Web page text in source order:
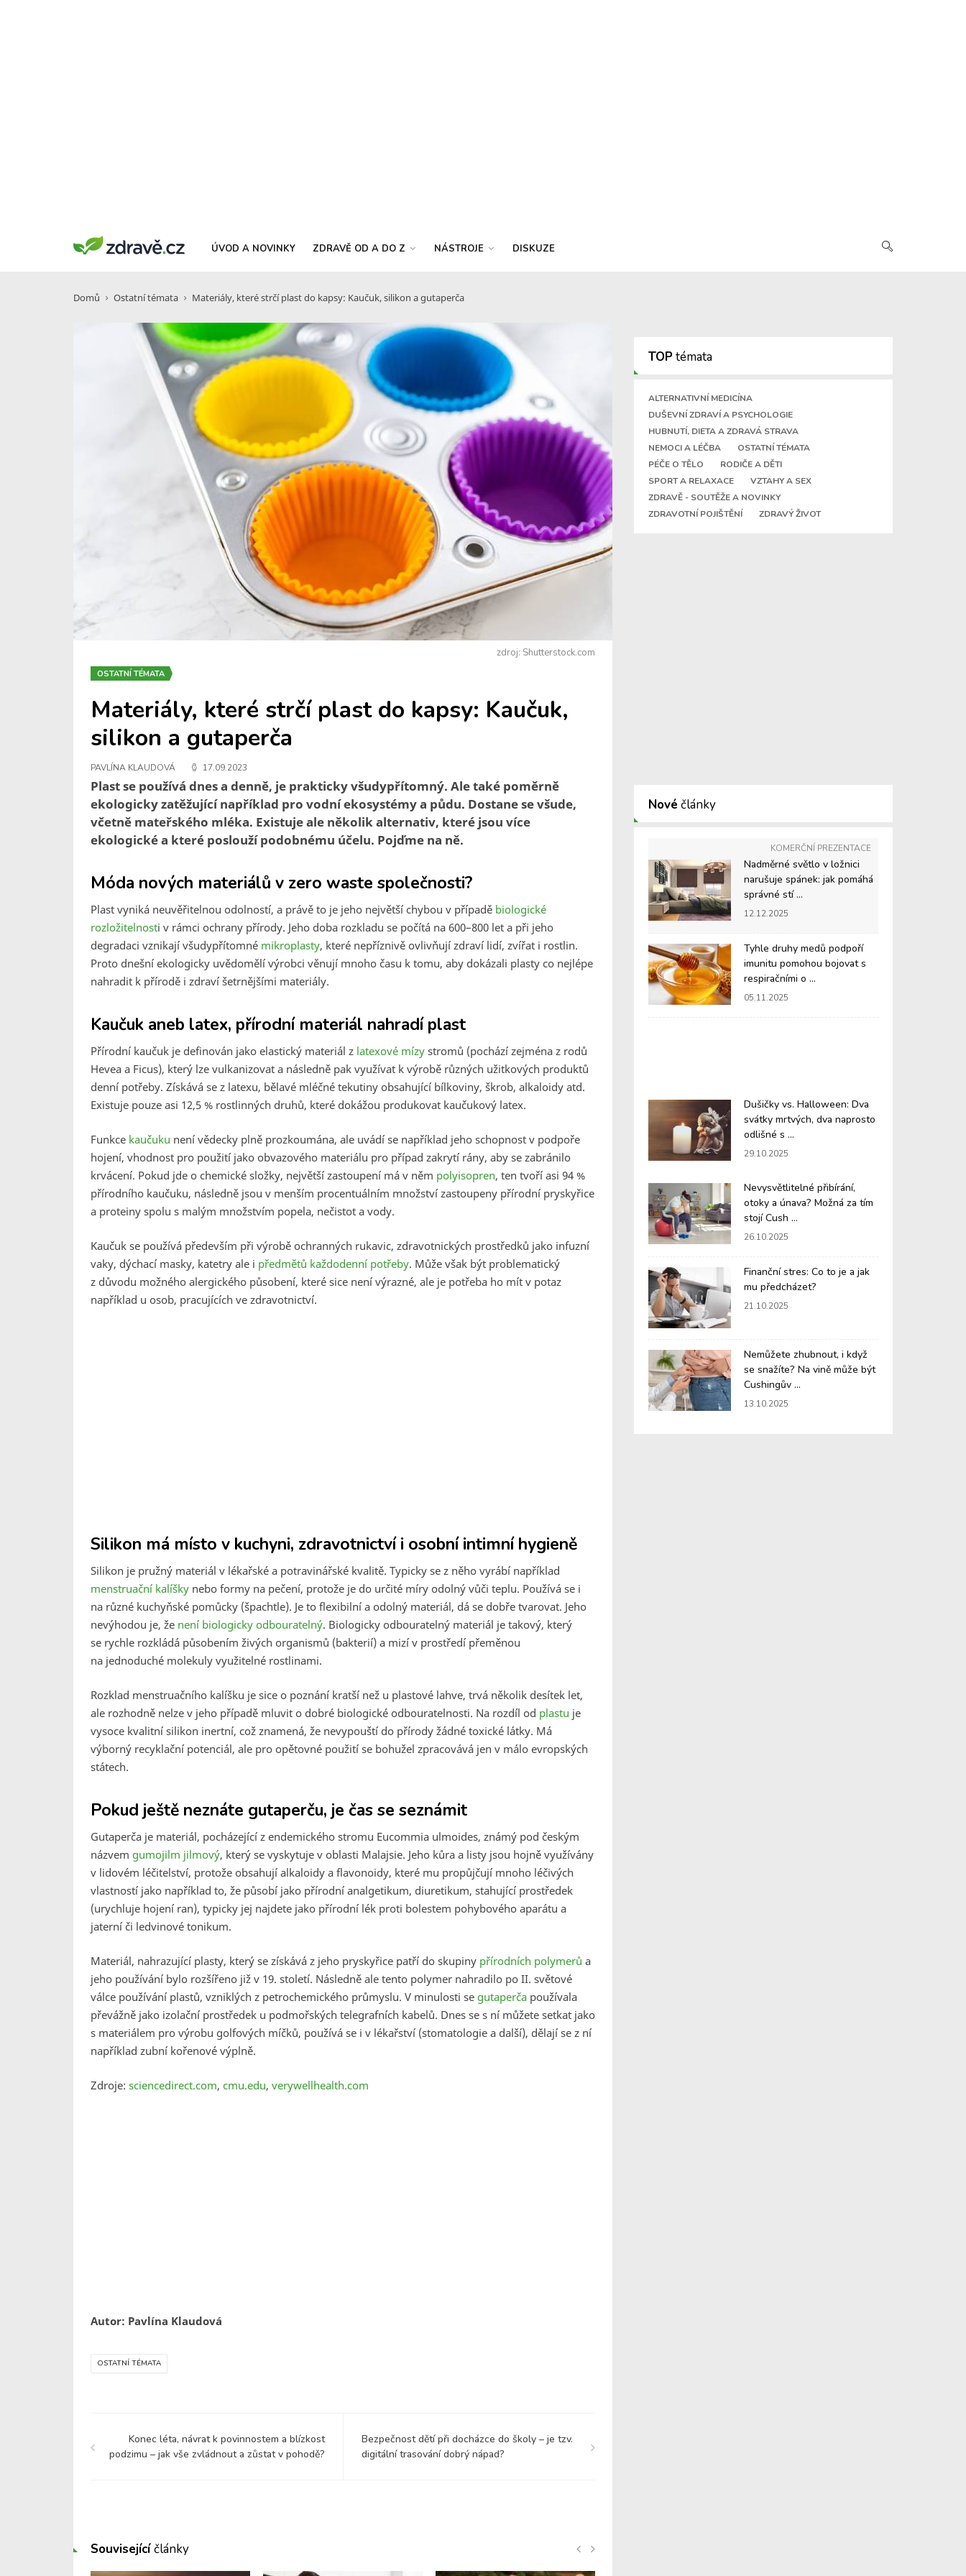
ÚVOD A NOVINKY ZDRAVĚ OD A DO Z NÁSTROJE DISKUZE
Domů Ostatní témata Materiály, které strčí plast do kapsy: Kaučuk, silikon a gutaperča
zdroj: Shutterstock.com
OSTATNÍ TÉMATA
Materiály, které strčí plast do kapsy: Kaučuk,
silikon a gutaperča
PAVLÍNA KLAUDOVÁ 17.09.2023
Plast se používá dnes a denně, je prakticky všudypřítomný. Ale také poměrně
ekologicky zatěžující například pro vodní ekosystémy a půdu. Dostane se všude,
včetně mateřského mléka. Existuje ale několik alternativ, které jsou více
ekologické a které poslouží podobnému účelu. Pojďme na ně.
Móda nových materiálů v zero waste společnosti?
Plast vyniká neuvěřitelnou odolností, a právě to je jeho největší chybou v případě biologické
rozložitelnosti v rámci ochrany přírody. Jeho doba rozkladu se počítá na 600–800 let a při jeho
degradaci vznikají všudypřítomné mikroplasty, které nepříznivě ovlivňují zdraví lidí, zvířat i rostlin.
Proto dnešní ekologicky uvědomělí výrobci věnují mnoho času k tomu, aby dokázali plasty co nejlépe
nahradit k přírodě i zdraví šetrnějšími materiály.
Kaučuk aneb latex, přírodní materiál nahradí plast
Přírodní kaučuk je definován jako elastický materiál z latexové mízy stromů (pochází zejména z rodů
Hevea a Ficus), který lze vulkanizovat a následně pak využívat k výrobě různých užitkových produktů
denní potřeby. Získává se z latexu, bělavé mléčné tekutiny obsahující bílkoviny, škrob, alkaloidy atd.
Existuje pouze asi 12,5 % rostlinných druhů, které dokážou produkovat kaučukový latex.
Funkce kaučuku není vědecky plně prozkoumána, ale uvádí se například jeho schopnost v podpoře
hojení, vhodnost pro použití jako obvazového materiálu pro případ zakrytí rány, aby se zabránilo
krvácení. Pokud jde o chemické složky, největší zastoupení má v něm polyisopren, ten tvoří asi 94 %
přírodního kaučuku, následně jsou v menším procentuálním množství zastoupeny přírodní pryskyřice
a proteiny spolu s malým množstvím popela, nečistot a vody.
Kaučuk se používá především při výrobě ochranných rukavic, zdravotnických prostředků jako infuzní
vaky, dýchací masky, katetry ale i předmětů každodenní potřeby. Může však být problematický
z důvodu možného alergického působení, které sice není výrazné, ale je potřeba ho mít v potaz
například u osob, pracujících ve zdravotnictví.
Silikon má místo v kuchyni, zdravotnictví i osobní intimní hygieně
Silikon je pružný materiál v lékařské a potravinářské kvalitě. Typicky se z něho vyrábí například
menstruační kalíšky nebo formy na pečení, protože je do určité míry odolný vůči teplu. Používá se i
na různé kuchyňské pomůcky (špachtle). Je to flexibilní a odolný materiál, dá se dobře tvarovat. Jeho
nevýhodou je, že není biologicky odbouratelný. Biologicky odbouratelný materiál je takový, který
se rychle rozkládá působením živých organismů (bakterií) a mizí v prostředí přeměnou
na jednoduché molekuly využitelné rostlinami.
Rozklad menstruačního kalíšku je sice o poznání kratší než u plastové lahve, trvá několik desítek let,
ale rozhodně nelze v jeho případě mluvit o dobré biologické odbouratelnosti. Na rozdíl od plastu je
vysoce kvalitní silikon inertní, což znamená, že nevypouští do přírody žádné toxické látky. Má
výborný recyklační potenciál, ale pro opětovné použití se bohužel zpracovává jen v málo evropských
státech.
Pokud ještě neznáte gutaperču, je čas se seznámit
Gutaperča je materiál, pocházející z endemického stromu Eucommia ulmoides, známý pod českým
názvem gumojilm jilmový, který se vyskytuje v oblasti Malajsie. Jeho kůra a listy jsou hojně využívány
v lidovém léčitelství, protože obsahují alkaloidy a flavonoidy, které mu propůjčují mnoho léčivých
vlastností jako například to, že působí jako přírodní analgetikum, diuretikum, stahující prostředek
(urychluje hojení ran), typicky jej najdete jako přírodní lék proti bolestem pohybového aparátu a
jaterní či ledvinové tonikum.
Materiál, nahrazující plasty, který se získává z jeho pryskyřice patří do skupiny přírodních polymerů a
jeho používání bylo rozšířeno již v 19. století. Následně ale tento polymer nahradilo po II. světové
válce používání plastů, vzniklých z petrochemického průmyslu. V minulosti se gutaperča používala
převážně jako izolační prostředek u podmořských telegrafních kabelů. Dnes se s ní můžete setkat jako
s materiálem pro výrobu golfových míčků, používá se i v lékařství (stomatologie a další), dělají se z ní
například zubní kořenové výplně.
Zdroje: sciencedirect.com, cmu.edu, verywellhealth.com
Autor: Pavlína Klaudová
OSTATNÍ TÉMATA
Konec léta, návrat k povinnostem a blízkost
podzimu – jak vše zvládnout a zůstat v pohodě?
Bezpečnost dětí při docházce do školy – je tzv.
digitální trasování dobrý nápad?
TOPtémata
ALTERNATIVNÍ MEDICÍNA
DUŠEVNÍ ZDRAVÍ A PSYCHOLOGIE
HUBNUTÍ, DIETA A ZDRAVÁ STRAVA
NEMOCI A LÉČBA
OSTATNÍ TÉMATA
PÉČE O TĚLO
RODIČE A DĚTI
SPORT A RELAXACE
VZTAHY A SEX
ZDRAVĚ - SOUTĚŽE A NOVINKY
ZDRAVOTNÍ POJIŠTĚNÍ
ZDRAVÝ ŽIVOT
Nové články
KOMERČNÍ PREZENTACE
Nadměrné světlo v ložnici
narušuje spánek: jak pomáhá
správné stí ...
12.12.2025
Tyhle druhy medů podpoří
imunitu pomohou bojovat s
respiračními o ...
05.11.2025
Dušičky vs. Halloween: Dva
svátky mrtvých, dva naprosto
odlišné s ...
29.10.2025
Nevysvětlitelné přibírání,
otoky a únava? Možná za tím
stojí Cush ...
26.10.2025
Finanční stres: Co to je a jak
mu předcházet?
21.10.2025
Nemůžete zhubnout, i když
se snažíte? Na vině může být
Cushingův ...
13.10.2025
Souvisejícíčlánky